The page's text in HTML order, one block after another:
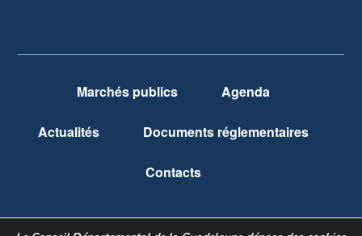
Marchés publics Agenda
Actualités Documents réglementaires
Contacts